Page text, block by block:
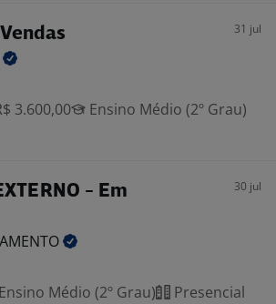
31 jul
3.600,00
Ensino Médio (2º Grau)
- Em
30 jul
Ensino Médio (2º Grau) Presencial